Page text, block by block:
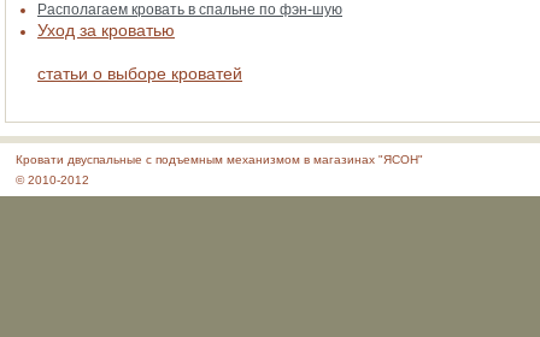
Располагаем кровать в спальне по фэн-шую
Уход за кроватью
статьи о выборе кроватей
Кровати двуспальные с подъемным механизмом в магазинах "ЯСОН"
© 2010-2012